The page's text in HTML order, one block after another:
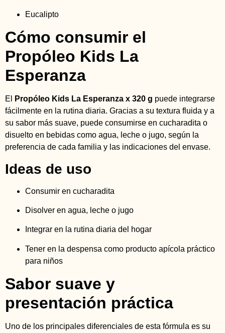
Eucalipto
Cómo consumir el
Propóleo Kids La
Esperanza
El Propóleo Kids La Esperanza x 320 g puede integrarse
fácilmente en la rutina diaria. Gracias a su textura fluida y a
su sabor más suave, puede consumirse en cucharadita o
disuelto en bebidas como agua, leche o jugo, según la
preferencia de cada familia y las indicaciones del envase.
Ideas de uso
Consumir en cucharadita
Disolver en agua, leche o jugo
Integrar en la rutina diaria del hogar
Tener en la despensa como producto apícola práctico
para niños
Sabor suave y
presentación práctica
Uno de los principales diferenciales de esta fórmula es su